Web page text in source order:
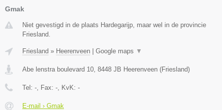
Gmak
Niet gevestigd in de plaats Hardegarijp, maar wel in de provincie
Friesland.
Friesland » Heerenveen Google maps ▼
Abe lenstra boulevard 10 8448 JB Heerenveen (Friesland)
Tel: - , Fax: - , KvK: -
E-mail › Gmak